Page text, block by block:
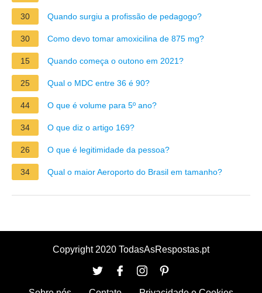
30 Quando surgiu a profissão de pedagogo?
30 Como devo tomar amoxicilina de 875 mg?
15 Quando começa o outono em 2021?
25 Qual o MDC entre 36 é 90?
44 O que é volume para 5º ano?
34 O que diz o artigo 169?
26 O que é legitimidade da pessoa?
34 Qual o maior Aeroporto do Brasil em tamanho?
Copyright 2020 TodasAsRespostas.pt